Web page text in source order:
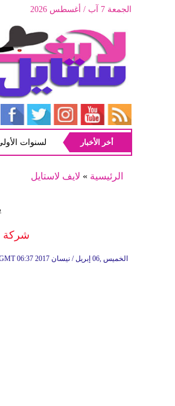
الجمعة 7 آب / أغسطس 2026
أبرز المشاكل شيوعاً في السنوات الأولى من
أخر الأخبار
الرئيسية » لايف لاستايل
شركة
06:37 2017 الخميس ,06 إبريل / نيسان